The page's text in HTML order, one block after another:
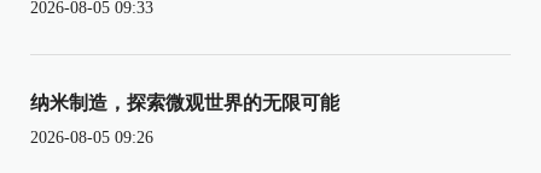
2026-08-05 09:33
纳米制造，探索微观世界的无限可能
2026-08-05 09:26